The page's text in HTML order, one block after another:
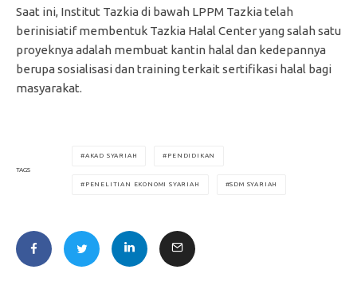
Saat ini, Institut Tazkia di bawah LPPM Tazkia telah
berinisiatif membentuk Tazkia Halal Center yang salah satu
proyeknya adalah membuat kantin halal dan kedepannya
berupa sosialisasi dan training terkait sertifikasi halal bagi
masyarakat.
TAGS
AKAD SYARIAH PENDIDIKAN
PENELITIAN EKONOMI SYARIAH SDM SYARIAH